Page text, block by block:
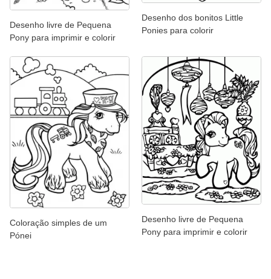
Desenho livre de Pequena
Pony para imprimir e colorir
Desenho dos bonitos Little
Ponies para colorir
Coloração simples de um
Pónei
Desenho livre de Pequena
Pony para imprimir e colorir